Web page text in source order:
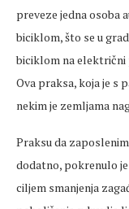
preveze jedna osoba
biciklom, što se u
biciklom na električni
Ova praksa, koja je s
nekim je zemljama
Praksu da
dodatno, pokrenulo
ciljem smanjenja